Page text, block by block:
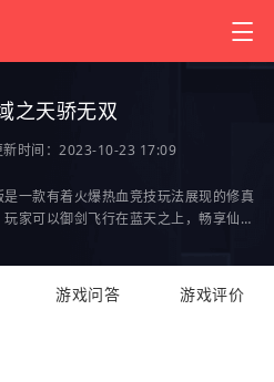
之天骄无双
新时间：2023-10-23 17:09
一款有着火爆热血竞技玩法展现的修真
家可以御剑飞行在蓝天之上，畅享仙侠
游戏问答 游戏评价